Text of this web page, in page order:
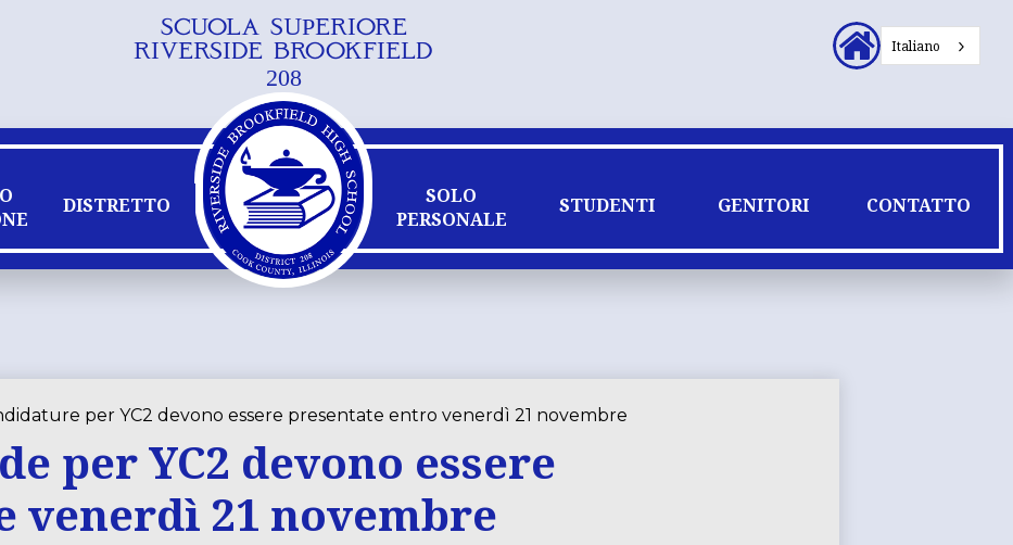
Vai
al
contenuto
principale
SCUOLA SUPERIORE
RIVERSIDE BROOKFIELD
208
DISTRETTO
SOLO
PERSONALE
STUDENTI GENITORI CONTATTO
Intestazione
Collegamenti
Italiano
per YC2 devono essere presentate entro venerdì 21 novembre
per YC2 devono essere
venerdì 21 novembre